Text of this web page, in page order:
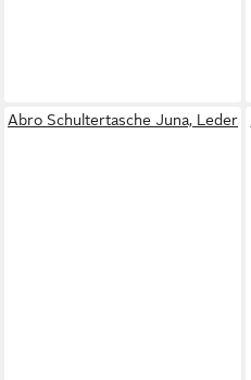
Abro Schultertasche Juna, Leder